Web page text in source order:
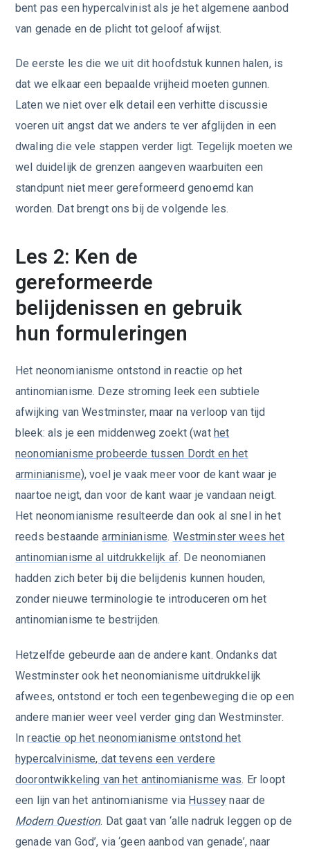
bent pas een hypercalvinist als je het algemene aanbod
van genade en de plicht tot geloof afwijst.
De eerste les die we uit dit hoofdstuk kunnen halen, is
dat we elkaar een bepaalde vrijheid moeten gunnen.
Laten we niet over elk detail een verhitte discussie
voeren uit angst dat we anders te ver afglijden in een
dwaling die vele stappen verder ligt. Tegelijk moeten we
wel duidelijk de grenzen aangeven waarbuiten een
standpunt niet meer gereformeerd genoemd kan
worden. Dat brengt ons bij de volgende les.
Les 2: Ken de
gereformeerde
belijdenissen en gebruik
hun formuleringen
Het neonomianisme ontstond in reactie op het
antinomianisme. Deze stroming leek een subtiele
afwijking van Westminster, maar na verloop van tijd
bleek: als je een middenweg zoekt (wat het
neonomianisme probeerde tussen Dordt en het
arminianisme), voel je vaak meer voor de kant waar je
naartoe neigt, dan voor de kant waar je vandaan neigt.
Het neonomianisme resulteerde dan ook al snel in het
reeds bestaandearminianisme. Westminster wees het
antinomianisme al uitdrukkelijk af. De neonomianen
hadden zich beter bij die belijdenis kunnen houden,
zonder nieuwe terminologie te introduceren om het
antinomianisme te bestrijden.
Hetzelfde gebeurde aan de andere kant. Ondanks dat
Westminster ook het neonomianisme uitdrukkelijk
afwees, ontstond er toch een tegenbeweging die op een
andere manier weer veel verder ging dan Westminster.
Inreactie op het neonomianisme ontstond het
hypercalvinisme, dat tevens een verdere
doorontwikkeling van het antinomianisme was. Er loopt
een lijn van het antinomianisme via Hussey naar de
Modern Question. Dat gaat van ‘alle nadruk leggen op de
genade van God’, via ‘geen aanbod van genade’, naar